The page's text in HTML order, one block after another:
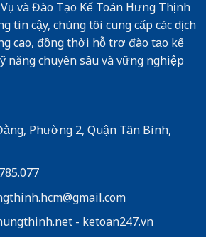
và Đào Tạo Kế Toán Hưng Thịnh
tin cậy, chúng tôi cung cấp các dịch
cao, đồng thời hỗ trợ đào tạo kế
năng chuyên sâu và vững nghiệp
Phường 2, Quận Tân Bình,
-ketoan247.vn